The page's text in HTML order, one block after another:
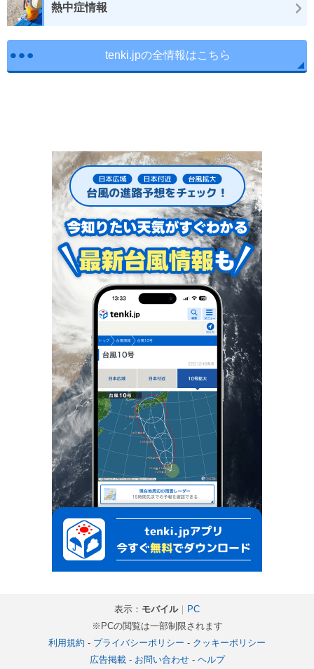
熱中症情報
tenki.jpの全情報はこちら
表示： モバイル｜ PC
※PCの閲覧は一部制限されます
利用規約 - プライバシーポリシー - クッキーポリシー
広告掲載- お問い合わせ- ヘルプ